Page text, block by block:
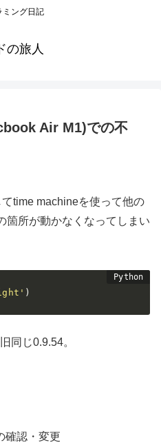
ミング日記
の旅人
Air M1)での不
time machineを使って他の
箇所が動かなくなってしまい
)
同じ0.9.54。
確認・変更